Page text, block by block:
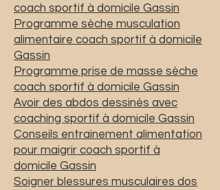
coach sportif à domicile Gassin
Programme sèche musculation
alimentaire coach sportif à domicile
Gassin
Programme prise de masse sèche
coach sportif à domicile Gassin
Avoir des abdos dessinés avec
coaching sportif à domicile Gassin
Conseils entrainement alimentation
pour maigrir coach sportif à
domicile Gassin
Soigner blessures musculaires dos